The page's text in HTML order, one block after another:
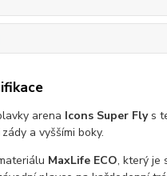
arena Icons Super Flys
a vyššími boky.
MaxLife ECO, který je